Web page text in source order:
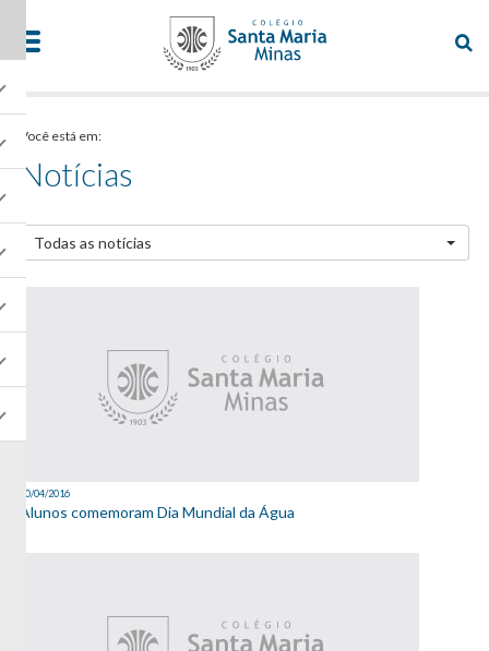
Você está em:
Notícias
Todas as notícias
20/04/2016
Alunos comemoram Dia Mundial da Água